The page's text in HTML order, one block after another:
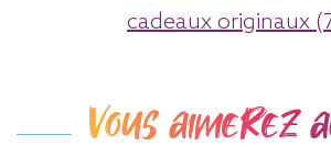
cadeaux originaux
Vous aimerez